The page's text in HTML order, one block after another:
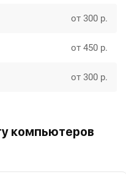
от 300 р.
от 450 р.
от 300 р.
компьютеров